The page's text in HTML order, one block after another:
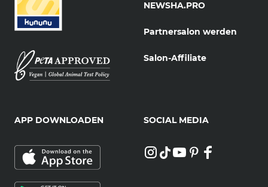
NEWSHA.PRO
Partnersalon werden
Salon-Affiliate
APP DOWNLOADEN SOCIAL MEDIA